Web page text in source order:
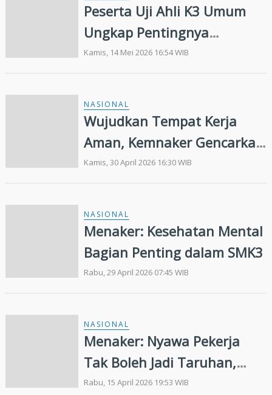
Peserta Uji Ahli K3 Umum
Ungkap Pentingnya
Kompetensi K3 di Dunia
Industri
Kamis, 14 Mei 2026 16:54 WIB
NASIONAL
Wujudkan Tempat Kerja
Aman, Kemnaker Gencarkan
Pembinaan dan Sertifikasi
Ahli K3
Kamis, 30 April 2026 16:30 WIB
NASIONAL
Menaker: Kesehatan Mental
Bagian Penting dalam SMK3
Rabu, 29 April 2026 07:45 WIB
NASIONAL
Menaker: Nyawa Pekerja
Tak Boleh Jadi Taruhan,
Balai K3 Harus Cegah
Rabu, 15 April 2026 19:53 WIB